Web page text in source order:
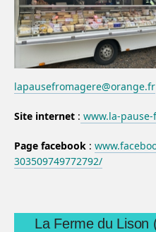
lapausefromagere@orange.fr
Site internet : www.la-
Page facebook :
303509749772792/
La Ferme du Lison